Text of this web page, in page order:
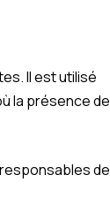
Il est utilisé
la présence de
de